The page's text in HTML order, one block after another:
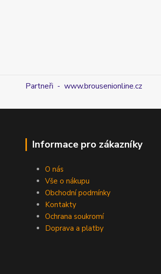
Partneři - www.brousenionline.cz
Informace pro zákazníky
O nás
Vše o nákupu
Obchodní podmínky
Kontakty
Ochrana soukromí
Doprava a platby